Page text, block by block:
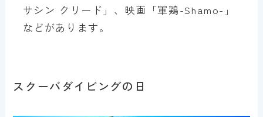
サシン クリード」、映画「軍鶏-Shamo-」
などがあります。
スクーバダイビングの日